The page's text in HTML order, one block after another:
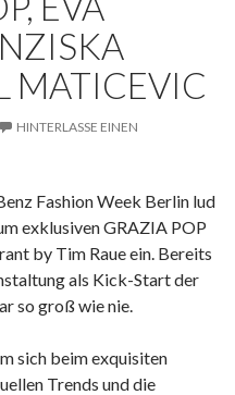
MATICEVIC
HINTERLASSE EINEN
Fashion Week Berlin lud
exklusiven GRAZIA POP
by Tim Raue ein. Bereits
als Kick-Start der
so groß wie nie.
sich beim exquisiten
Trends und die